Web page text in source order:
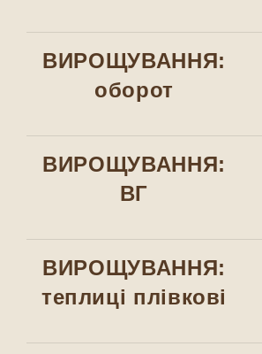
ВИРОЩУВАННЯ:
оборот
ВИРОЩУВАННЯ:
ВГ
ВИРОЩУВАННЯ:
теплиці плівкові